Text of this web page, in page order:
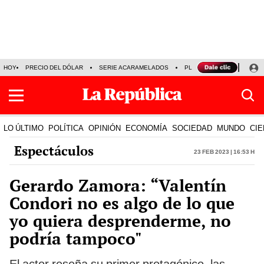
HOY PRECIO DEL DÓLAR SERIE ACARAMELADOS PLAZA VEA
LO ÚLTIMO POLÍTICA OPINIÓN ECONOMÍA SOCIEDAD MUNDO
Espectáculos 23 Feb 2023 | 16:53 h
Gerardo Zamora: “Valentín
Condori no es algo de lo que
yo quiera desprenderme, no
podría tampoco"